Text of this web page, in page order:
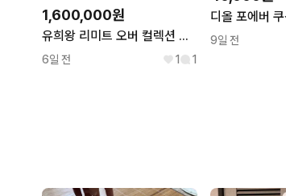
1,600,000원
유희왕 리미트 오버 컬렉션 더 라이벌즈 카톤 판매합니다
6일 전 1 1
9일 전